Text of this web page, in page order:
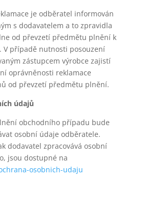
je odběratel informován
s dodavatelem a to zpravidla
od převzetí předmětu plnění k
V případě nutnosti posouzení
zástupcem výrobce zajistí
oprávněnosti reklamace
od převzetí předmětu plnění.
údajů
obchodního případu bude
osobní údaje odběratele.
dodavatel zpracovává osobní
jsou dostupné na
osobnich-udaju